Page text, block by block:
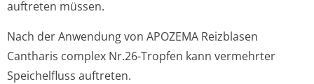
auftreten müssen.
Nach der Anwendung von APOZEMA Reizblasen
Cantharis complex Nr.26-Tropfen kann vermehrter
Speichelfluss auftreten.